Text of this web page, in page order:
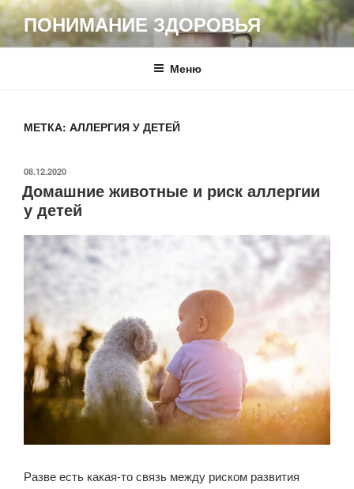
Перейти
к
содержимому
ПОНИМАНИЕ ЗДОРОВЬЯ
Меню
МЕТКА: АЛЛЕРГИЯ У ДЕТЕЙ
ОПУБЛИКОВАНО
08.12.2020
Домашние животные и риск аллергии
у детей
Разве есть какая-то связь между риском развития